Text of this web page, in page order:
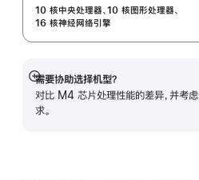
10 核中央处理器、10 核图形处理器、
16 核神经网络引擎
需要协助选择机型？
对比 M4 芯片处理性能的差异，并考
求。
展
开